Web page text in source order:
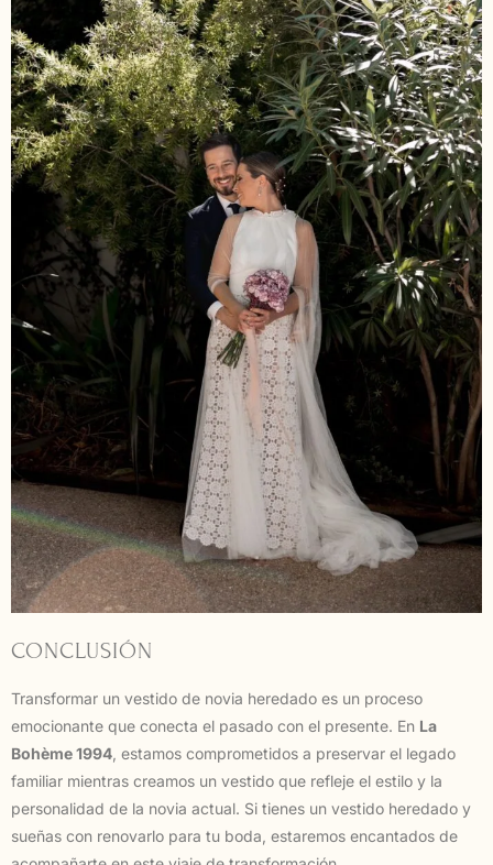
CONCLUSIÓN
Transformar un vestido de novia heredado es un proceso
emocionante que conecta el pasado con el presente. En La
Bohème 1994, estamos comprometidos a preservar el legado
familiar mientras creamos un vestido que refleje el estilo y la
personalidad de la novia actual. Si tienes un vestido heredado y
sueñas con renovarlo para tu boda, estaremos encantados de